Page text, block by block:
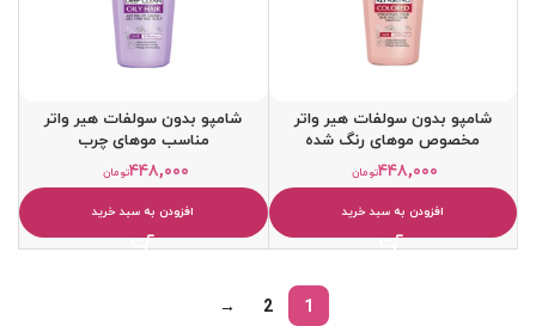
شامپو بدون سولفات هیر واتر
مخصوص موهای رنگ شده
تومان۴۴۸,۰۰۰
افزودن به سبد خرید
شامپو بدون سولفات هیر واتر
مناسب موهای چرب
تومان۴۴۸,۰۰۰
افزودن به سبد خرید
1
2
→